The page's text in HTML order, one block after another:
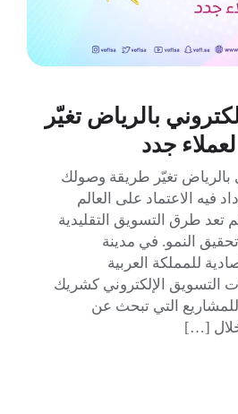
بالرياض تغيّر
جدد
تغيّر طريقة وصولك
فيه الاعتماد على العالم
تعد طرق التسويق التقليدية
النمو. في مدينة
للمملكة العربية
التسويق الإلكتروني كشريك
التي تبحث عن
خلال […]